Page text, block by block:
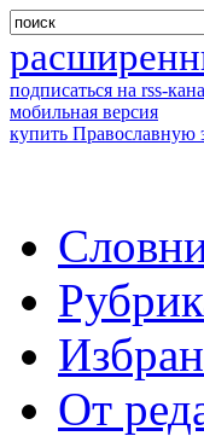
подписаться на rss-
мобильная версия
купить Православную
От